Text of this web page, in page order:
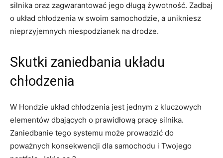
silnika oraz zagwarantować jego długą żywotność. ​Zadbaj
‍o układ chłodzenia w swoim samochodzie, a unikniesz
nieprzyjemnych niespodzianek na drodze.
Skutki zaniedbania ​układu
chłodzenia
W‌ Hondzie układ chłodzenia⁣ jest jednym z kluczowych
‌elementów⁤ dbających⁢ o prawidłową pracę⁤ silnika.
Zaniedbanie tego systemu może prowadzić do
poważnych konsekwencji dla samochodu i Twojego